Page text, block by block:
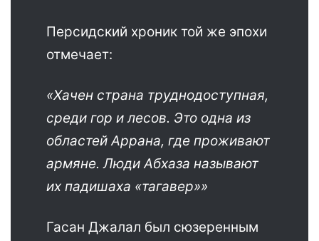
Персидский хроник той же эпохи
отмечает:
«Хачен страна труднодоступная,
среди гор и лесов. Это одна из
областей Аррана, где проживают
армяне. Люди Абхаза называют
их падишаха «тагавер»»
Гасан Джалал был сюзеренным